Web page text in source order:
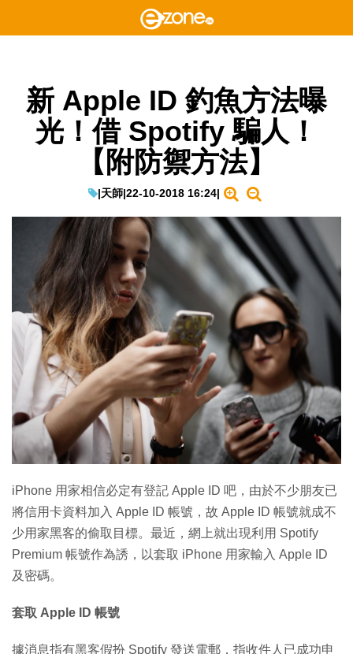
新 Apple ID 釣魚方法曝
光！借 Spotify 騙人！
【附防禦方法】
|天師|22-10-2018 16:24|
iPhone 用家相信必定有登記 Apple ID 吧，由於不少朋友已
將信用卡資料加入 Apple ID 帳號，故 Apple ID 帳號就成不
少用家黑客的偷取目標。最近，網上就出現利用 Spotify
Premium 帳號作為誘，以套取 iPhone 用家輸入 Apple ID
及密碼。
套取 Apple ID 帳號
據消息指有黑客假扮 Spotify 發送電郵，指收件人已成功申